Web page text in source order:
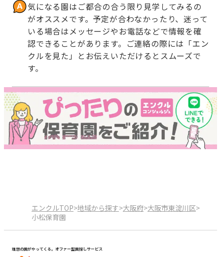
気になる園はご都合の合う限り見学してみるの
がオススメです。予定が合わなかったり、迷って
いる場合はメッセージやお電話などで情報を確
認できることがあります。ご連絡の際には「エン
クルを見た」とお伝えいただけるとスムーズで
す。
エンクルTOP>地域から探す>大阪府>大阪市東淀川区>
小松保育園
理想の園がやってくる。オファー型園探しサービス